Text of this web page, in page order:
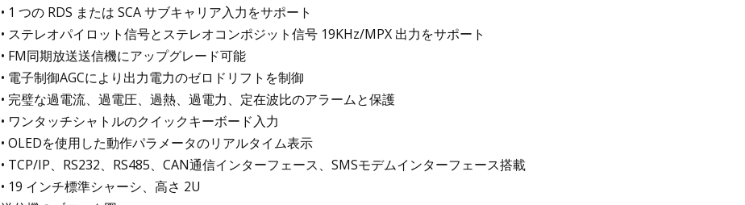
• 1 つの RDS または SCA サブキャリア入力をサポート
• ステレオパイロット信号とステレオコンポジット信号 19KHz/MPX 出力をサポート
• FM同期放送送信機にアップグレード可能
• 電子制御AGCにより出力電力のゼロドリフトを制御
• 完璧な過電流、過電圧、過熱、過電力、定在波比のアラームと保護
• ワンタッチシャトルのクイックキーボード入力
• OLEDを使用した動作パラメータのリアルタイム表示
• TCP/IP、RS232、RS485、CAN通信インターフェース、SMSモデムインターフェース搭載
• 19 インチ標準シャーシ、高さ 2U